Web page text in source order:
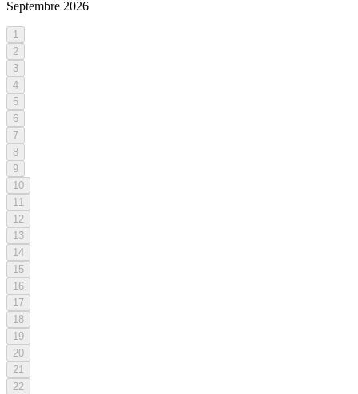
Septembre 2026
1
2
3
4
5
6
7
8
9
10
11
12
13
14
15
16
17
18
19
20
21
22